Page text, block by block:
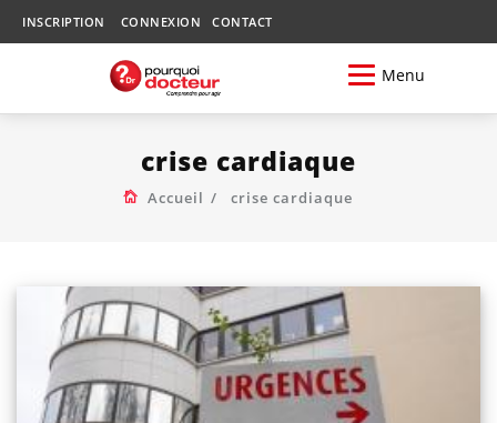
INSCRIPTION CONNEXION CONTACT
Menu
crise cardiaque
Accueil crise cardiaque